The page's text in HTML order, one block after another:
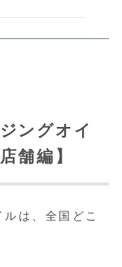
ングオイ
舗編】
は、全国どこ